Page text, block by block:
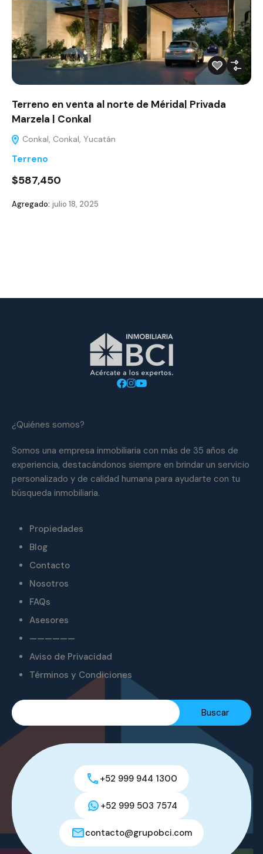
Terreno en venta al norte de Mérida| Privada
Marzela | Conkal
Conkal, Conkal, Yucatán
Terreno
$587,450
Agregado: julio 18, 2025
¿Quiénes somos?
Somos una empresa inmobiliaria con más de 35 años de
experiencia, destacándonos siempre en brindar un servicio
personalizado y de calidad humana para ayudarte con tu
búsqueda inmobiliaria.
Propiedades
Blog
Contacto
Nosotros
FAQs
Asesores
——————
Aviso de Privacidad
Términos y Condiciones
+52 999 944 1300
+52 999 503 7574
contacto@grupobci.com